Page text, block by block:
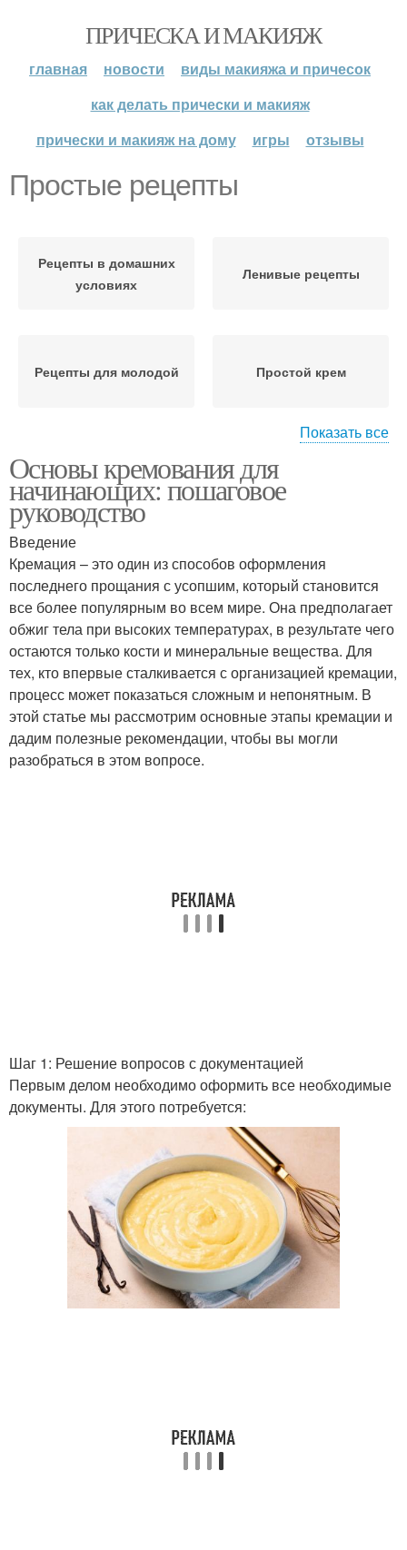
ПРИЧЕСКА И МАКИЯЖ
главная новости
виды макияжа и причесок
как делать прически и макияж
прически и макияж на дому
игры отзывы
Простые рецепты
Рецепты в домашних
условиях
Ленивые рецепты
Рецепты для молодой Простой крем
Эффективные рецепты
Основные рецепты
Рецепты для домашних
спа-процедур
Домашние рецепты Рецепты для кожи
Рецепты с яйцами
Рецепты для ухода Рецепты для лица
Пошаговый рецепт Рецепт с фото
Пошаговые рецепты Рецепты с фото
Показать все
Основы кремования для
начинающих: пошаговое
руководство
Введение
Кремация – это один из способов оформления
последнего прощания с усопшим, который становится
все более популярным во всем мире. Она предполагает
обжиг тела при высоких температурах, в результате чего
остаются только кости и минеральные вещества. Для
тех, кто впервые сталкивается с организацией кремации,
процесс может показаться сложным и непонятным. В
этой статье мы рассмотрим основные этапы кремации и
дадим полезные рекомендации, чтобы вы могли
разобраться в этом вопросе.
Шаг 1: Решение вопросов с документацией
Первым делом необходимо оформить все необходимые
документы. Для этого потребуется: